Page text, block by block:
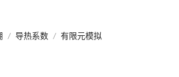
/ 导热系数 / 有限元模拟